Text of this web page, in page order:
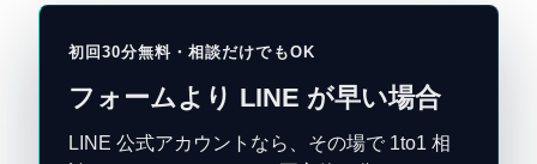
初回30分無料・相談だけでもOK
フォームより LINE が早い場合
LINE 公式アカウントなら、その場で 1to1 相